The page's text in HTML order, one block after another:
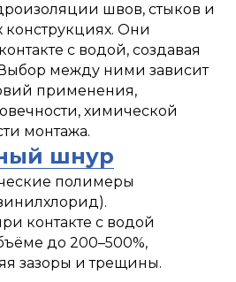
швов, стыков и
Они
с водой, создавая
между ними зависит
применения,
химической
монтажа.
шнур
полимеры
контакте с водой
до 200–500%,
зазоры и трещины.